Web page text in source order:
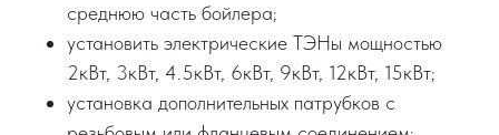
среднюю часть бойлера;
установить электрические ТЭНы мощностью
2кВт, 3кВт, 4.5кВт, 6кВт, 9кВт, 12кВт, 15кВт;
установка дополнительных патрубков с